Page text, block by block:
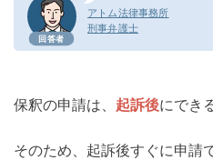
回答者
アトム法律事務所
刑事弁護士
保釈の申請は、 起訴後にでき
そのため、起訴後すぐに申請